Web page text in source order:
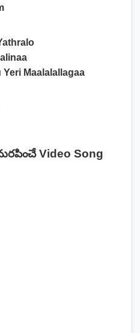
Yeri Maalalallagaa
Video Song